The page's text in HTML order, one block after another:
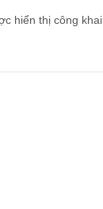
hiển thị công khai.